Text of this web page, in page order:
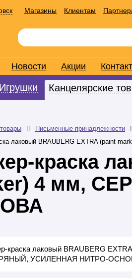
Магазины Клиентам
Новости Акции
Игрушки Канцелярские
Письменные принадлежности
лаковый BRAUBERG EXTRA
краска
4 мм,